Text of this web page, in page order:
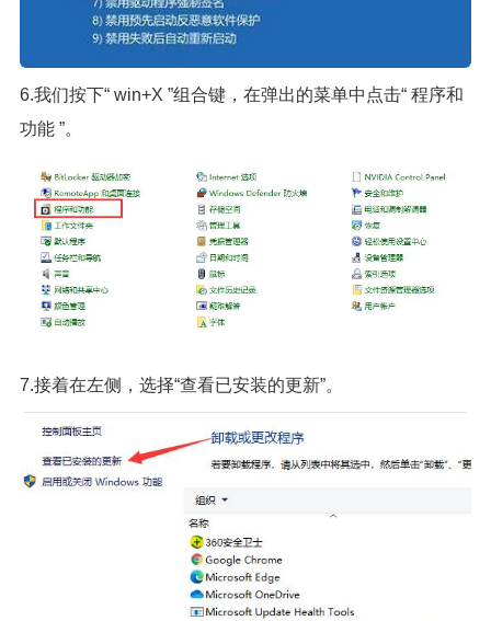
6.我们按下“ win+X ”组合键，在弹出的菜单中点击“ 程序和
功能 ”。
7.接着在左侧，选择“查看已安装的更新”。